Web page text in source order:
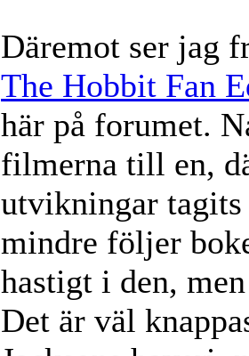
Däremot ser jag
The Hobbit Fan
här på forumet.
filmerna till en,
utvikningar
mindre följer
hastigt i den,
Det är väl